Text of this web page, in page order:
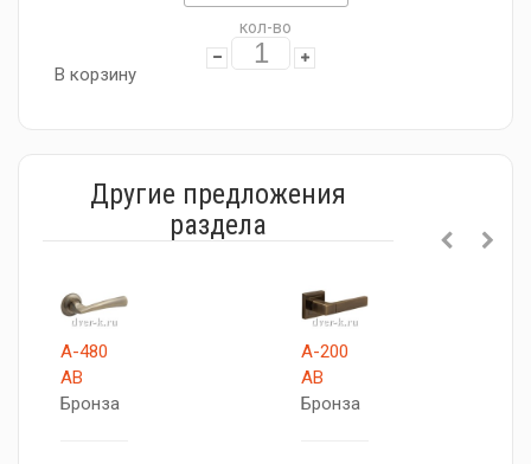
кол-во
В корзину
Другие предложения
раздела
А-480
AB
Бронза
A-200
AB
Бронза